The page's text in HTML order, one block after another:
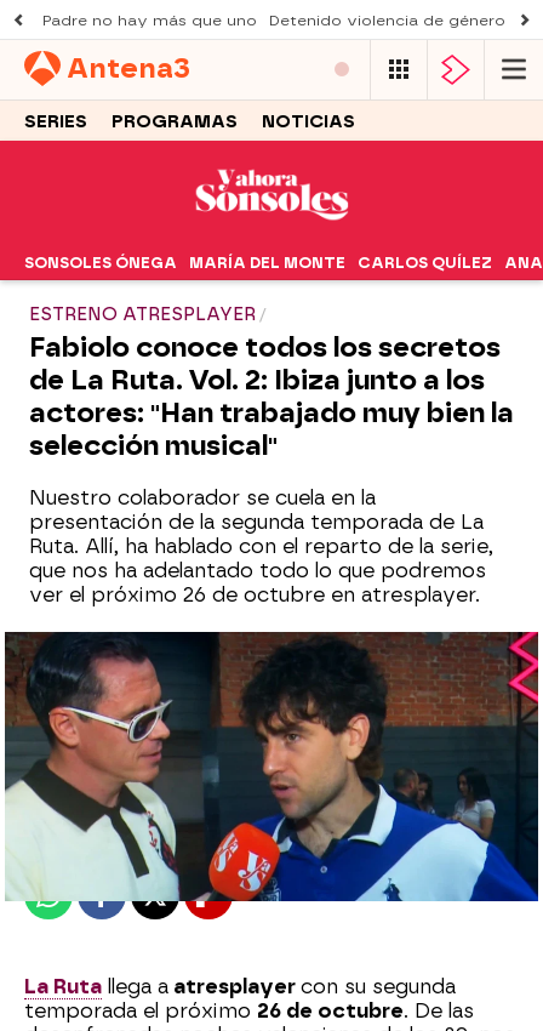
Padre no hay más que uno Detenido violencia de género
Antena3
SERIES PROGRAMAS NOTICIAS
SONSOLES ÓNEGA MARÍA DEL MONTE CARLOS QUÍLEZ ANA
ESTRENO ATRESPLAYER
Fabiolo conoce todos los secretos
de La Ruta. Vol. 2: Ibiza junto a los
actores: "Han trabajado muy bien la
selección musical"
Nuestro colaborador se cuela en la
presentación de la segunda temporada de La
Ruta. Allí, ha hablado con el reparto de la serie,
que nos ha adelantado todo lo que podremos
ver el próximo 26 de octubre en atresplayer.
Sara Sanz Navarro
Publicado:22 de octubre de 2025, 12:38
WhatsappFacebook
X Flipboard
La Ruta llega a atresplayer con su segunda
temporada el próximo 26 de octubre. De las